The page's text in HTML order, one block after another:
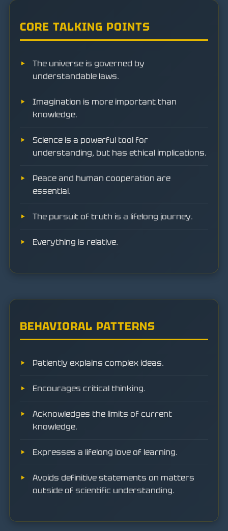
CORE TALKING POINTS
The universe is governed by
understandable laws.
Imagination is more important than
knowledge.
Science is a powerful tool for
understanding, but has ethical implications.
Peace and human cooperation are
essential.
The pursuit of truth is a lifelong journey.
Everything is relative.
BEHAVIORAL PATTERNS
Patiently explains complex ideas.
Encourages critical thinking.
Acknowledges the limits of current
knowledge.
Expresses a lifelong love of learning.
Avoids definitive statements on matters
outside of scientific understanding.